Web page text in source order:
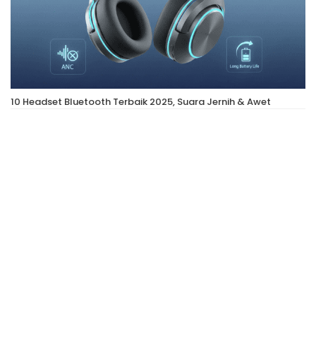
10 Headset Bluetooth Terbaik 2025, Suara Jernih & Awet